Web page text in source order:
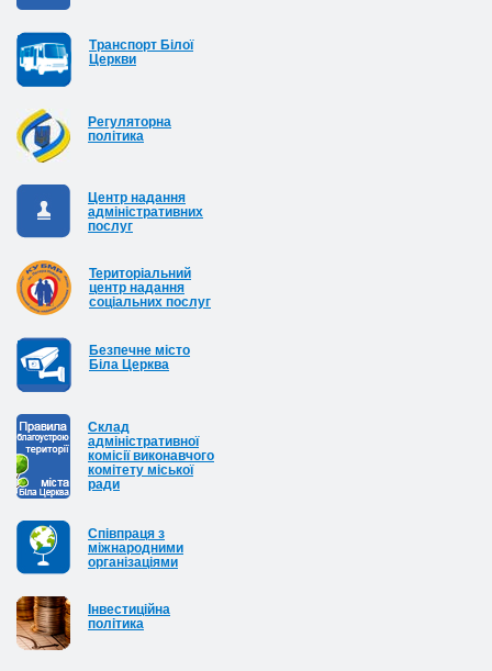
Транспорт Білої
Церкви
Регуляторна
політика
Центр надання
адміністративних
послуг
Територіальний
центр надання
соціальних послуг
Безпечне місто
Біла Церква
Cклад
адміністративної
комісії виконавчого
комітету міської
ради
Співпраця з
міжнародними
організаціями
Інвестиційна
політика